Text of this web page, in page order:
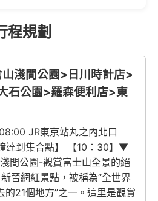
程規劃
淺間公園>日川時計店>
石公園>羅森便利店>東
JR東京站丸之內北口
達到集合點】 【10：30】▼
間公園-觀賞富士山全景的絕
晉網紅景點，被稱為“全世界
的21個地方”之一。這里是觀賞